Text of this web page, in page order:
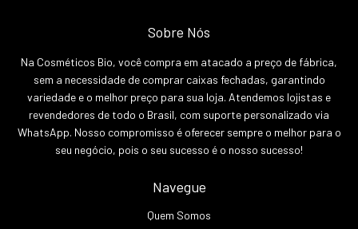
Sobre Nós
Na Cosméticos Bio, você compra em atacado a preço de fábrica,
sem a necessidade de comprar caixas fechadas, garantindo
variedade e o melhor preço para sua loja. Atendemos lojistas e
revendedores de todo o Brasil, com suporte personalizado via
WhatsApp. Nosso compromisso é oferecer sempre o melhor para o
seu negócio, pois o seu sucesso é o nosso sucesso!
Navegue
Quem Somos